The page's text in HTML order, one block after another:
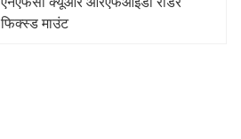
फिक्स्ड माउंट